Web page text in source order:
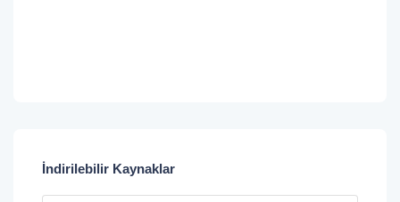
İndirilebilir Kaynaklar